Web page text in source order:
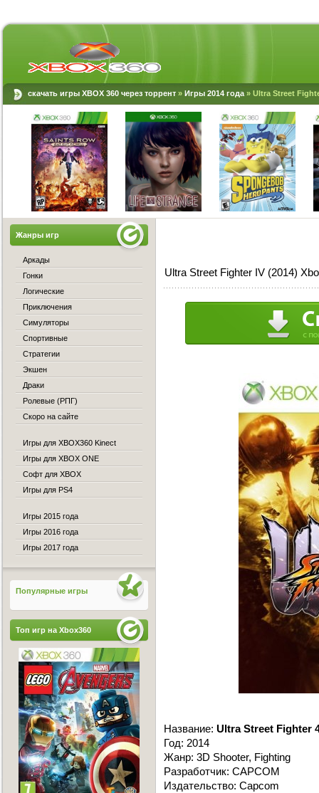
скачать игры XBOX 360 через торрент » Игры 2014 года » Ultra Street
Ultra Street Fighter IV (2014)
Название: Ultra Street Fighter
Год: 2014
Жанр: 3D Shooter, Fighting
Разработчик: CAPCOM
Издательство: Capcom
Жанры игр
Аркады
Гонки
Логические
Приключения
Симуляторы
Спортивные
Стратегии
Экшен
Драки
Ролевые (РПГ)
Скоро на сайте
Игры для XBOX360 Kinect
Игры для XBOX ONE
Софт для XBOX
Игры для PS4
Игры 2015 года
Игры 2016 года
Игры 2017 года
Популярные игры
Топ игр на Xbox360